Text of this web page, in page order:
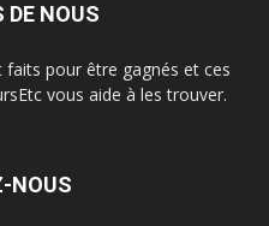
DE NOUS
pour être gagnés et ces
vous aide à les trouver.
NOUS